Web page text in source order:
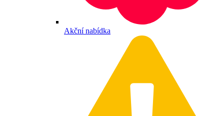
Akční nabídka